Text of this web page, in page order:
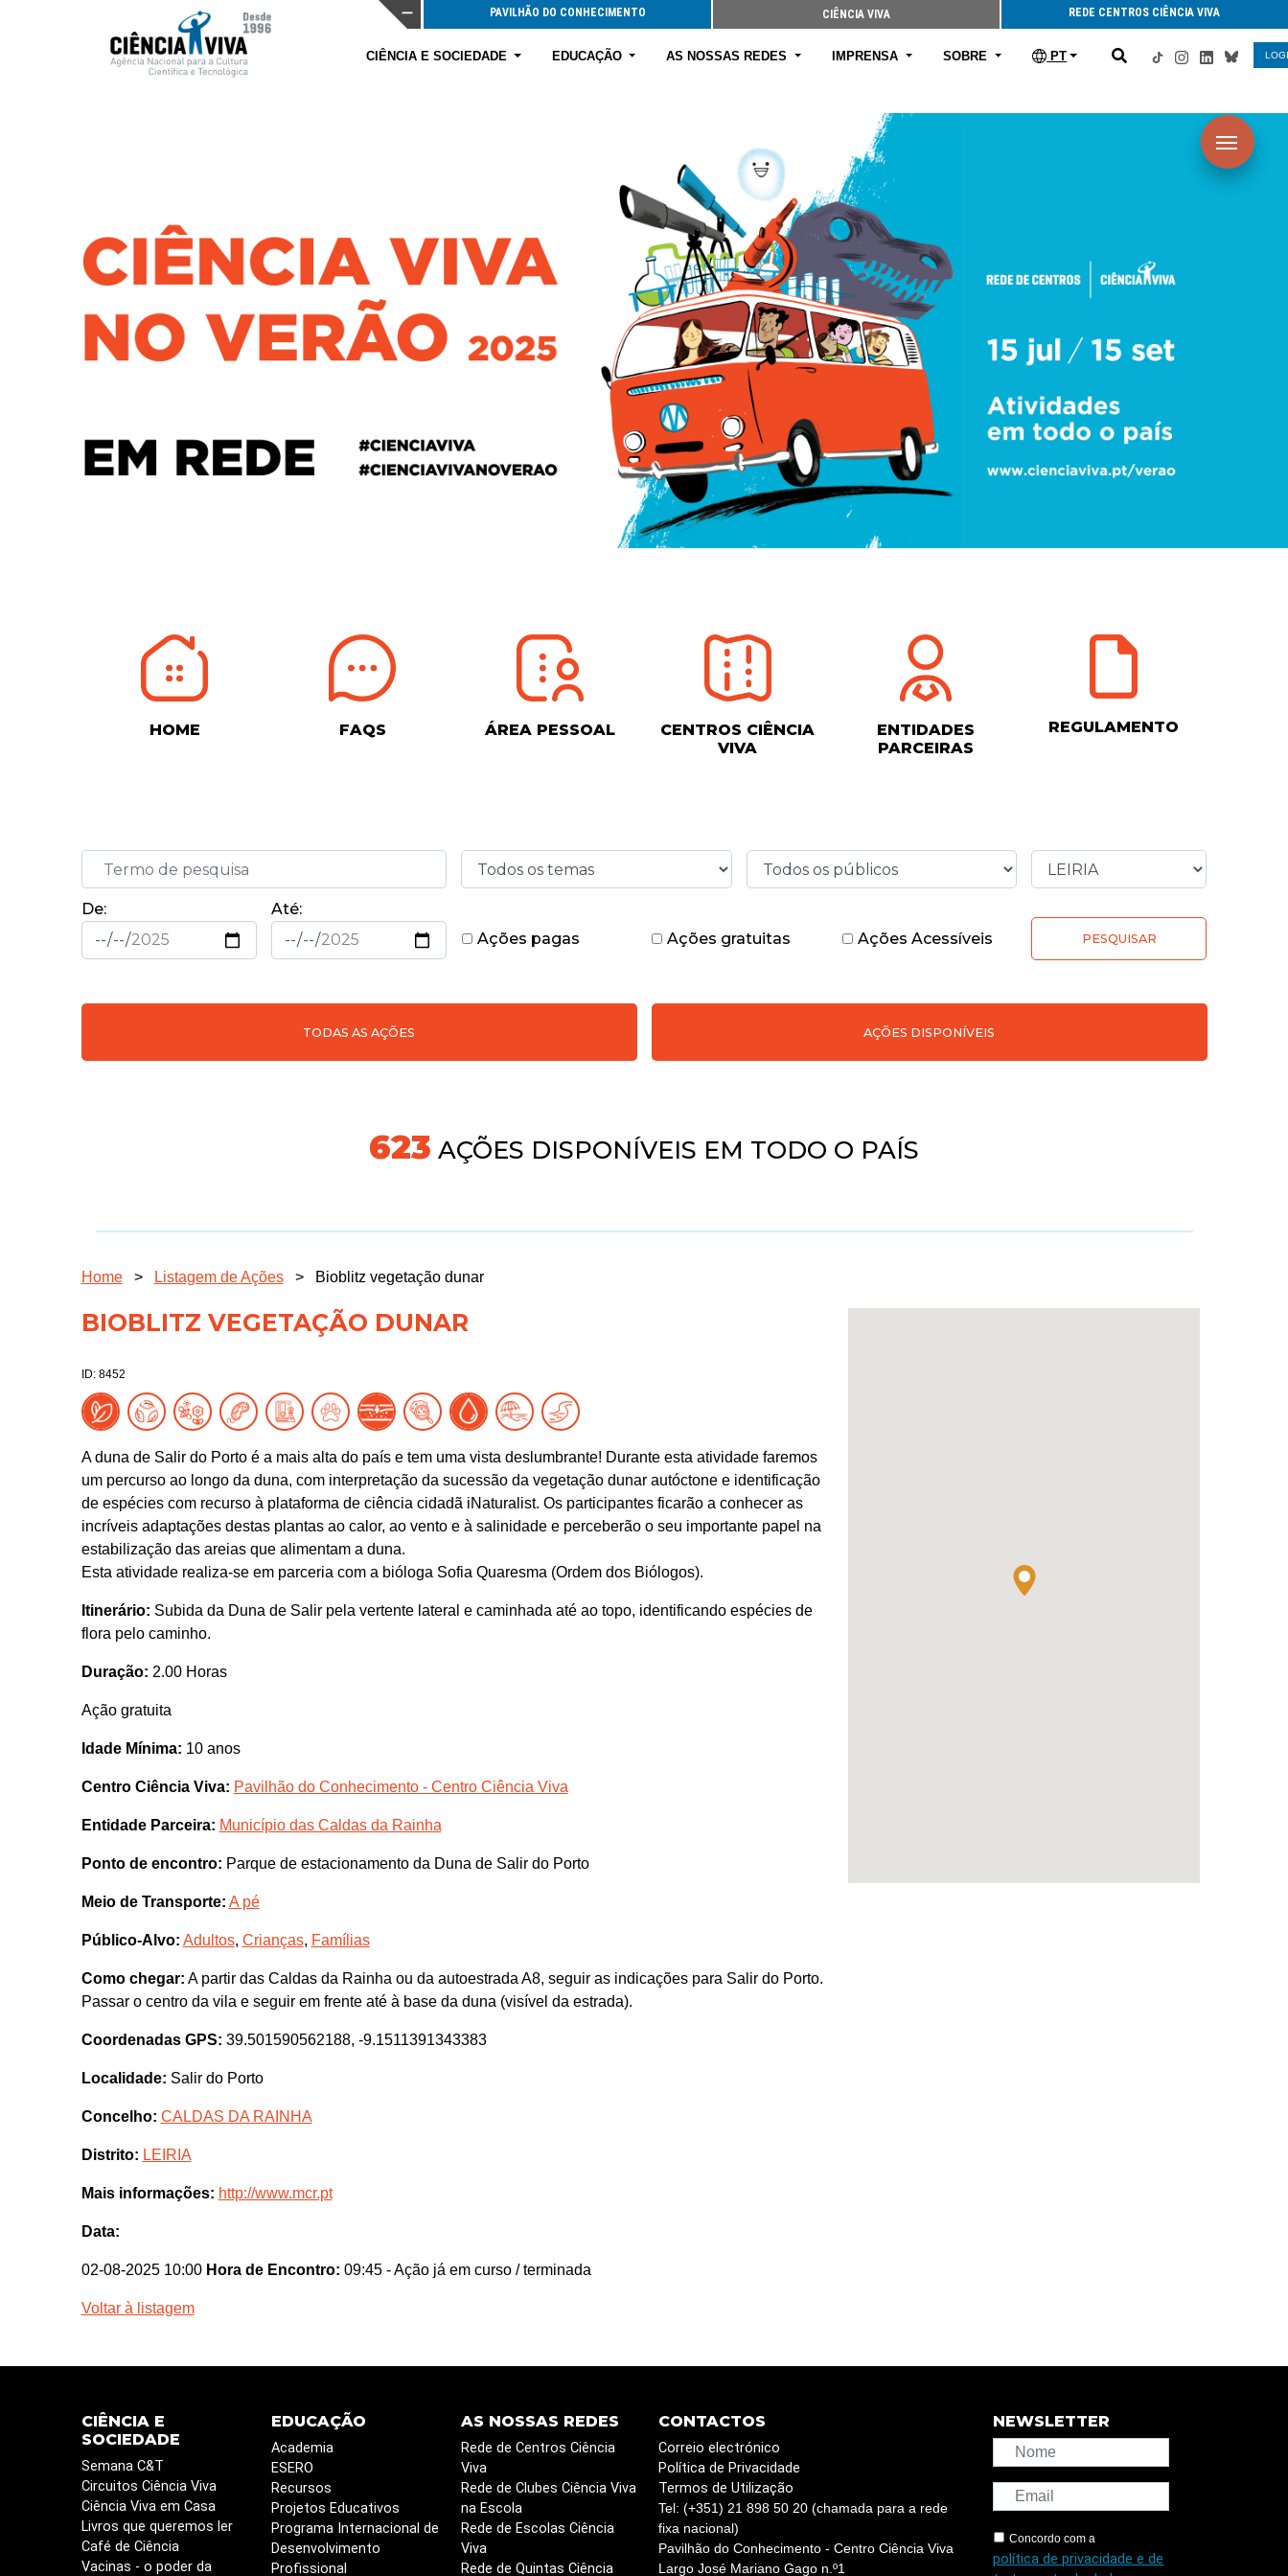
PAVILHÃO DO CONHECIMENTO CIÊNCIA VIVA REDE CENTROS CIÊNCIA VIVA
CIÊNCIA E SOCIEDADE EDUCAÇÃO AS NOSSAS REDES IMPRENSA SOBRE PT
HOME FAQS ÁREA PESSOAL
CENTROS CIÊNCIA
VIVA
ENTIDADES
PARCEIRAS
REGULAMENTO
De:
Até:
Ações pagas
Ações gratuitas Ações Acessíveis PESQUISAR
TODAS AS AÇÕES AÇÕES DISPONÍVEIS
691AÇÕES DISPONÍVEIS EM TODO O PAÍS
Home > Listagem de Ações > Bioblitz vegetação dunar
BIOBLITZ VEGETAÇÃO DUNAR
ID: 8452
A duna de Salir do Porto é a mais alta do país e tem uma vista deslumbrante! Durante esta atividade faremos
um percurso ao longo da duna, com interpretação da sucessão da vegetação dunar autóctone e identificação
de espécies com recurso à plataforma de ciência cidadã iNaturalist. Os participantes ficarão a conhecer as
incríveis adaptações destas plantas ao calor, ao vento e à salinidade e perceberão o seu importante papel na
estabilização das areias que alimentam a duna.
Esta atividade realiza-se em parceria com a bióloga Sofia Quaresma (Ordem dos Biólogos).
Itinerário: Subida da Duna de Salir pela vertente lateral e caminhada até ao topo, identificando espécies de
flora pelo caminho.
Duração: 2.00 Horas
Ação gratuita
Idade Mínima: 10 anos
Centro Ciência Viva: Pavilhão do Conhecimento - Centro Ciência Viva
Entidade Parceira: Município das Caldas da Rainha
Ponto de encontro: Parque de estacionamento da Duna de Salir do Porto
Meio de Transporte: A pé
Público-Alvo: Adultos, Crianças, Famílias
Como chegar: A partir das Caldas da Rainha ou da autoestrada A8, seguir as indicações para Salir do Porto.
Passar o centro da vila e seguir em frente até à base da duna (visível da estrada).
Coordenadas GPS: 39.501590562188, -9.1511391343383
Localidade: Salir do Porto
Concelho: CALDAS DA RAINHA
Distrito: LEIRIA
Mais informações: http://www.mcr.pt
Data:
02-08-2025 10:00 Hora de Encontro: 09:45 - Ação já em curso / terminada
Voltar à listagem
CIÊNCIA E
SOCIEDADE
Semana C&T
Circuitos Ciência Viva
Ciência Viva em Casa
Livros que queremos ler
Café de Ciência
Vacinas - o poder da
EDUCAÇÃO
Academia
ESERO
Recursos
Projetos Educativos
Programa Internacional de
Desenvolvimento
Profissional
AS NOSSAS REDES
Rede de Centros Ciência
Viva
Rede de Clubes Ciência Viva
na Escola
Rede de Escolas Ciência
Viva
Rede de Quintas Ciência
CONTACTOS
Correio electrónico
Política de Privacidade
Termos de Utilização
Tel: (+351) 21 898 50 20 (chamada para a rede
fixa nacional)
Pavilhão do Conhecimento - Centro Ciência Viva
Largo José Mariano Gago n.º1
NEWSLETTER
Concordo com a
política de privacidade e de